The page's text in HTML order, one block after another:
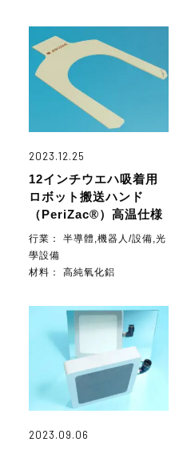
2023.12.25
12インチウエハ吸着用
ロボット搬送ハンド
（PeriZac®）高温仕様
行業： 半導體,機器人/設備,光
學設備
材料： 高純氧化鋁
2023.09.06